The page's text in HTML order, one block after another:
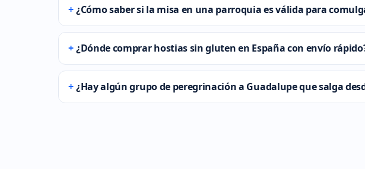
¿Cómo saber si la misa en una parroquia es válida para
¿Dónde comprar hostias sin gluten en España con envío
¿Hay algún grupo de peregrinación a Guadalupe que salga